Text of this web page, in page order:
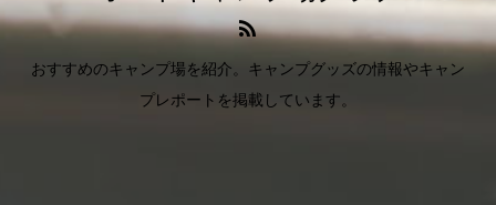
おすすめのキャンプ場を紹介。キャンプグッズの情報やキャン
プレポートを掲載しています。